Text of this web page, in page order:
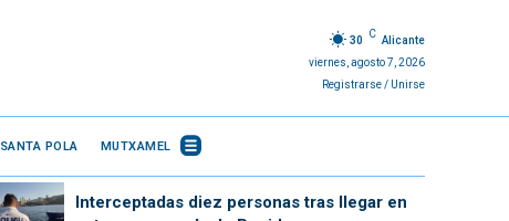
30
C
Alicante
viernes, agosto 7, 2026
Registrarse / Unirse
SANTA POLA MUTXAMEL
Interceptadas diez personas tras llegar en